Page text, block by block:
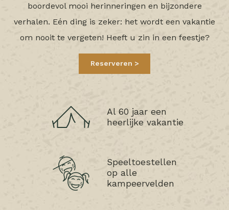
boordevol mooi herinneringen en bijzondere
verhalen. Eén ding is zeker: het wordt een vakantie
om nooit te vergeten! Heeft u zin in een feestje?
Reserveren
Al 60 jaar een
heerlijke vakantie
Speeltoestellen
op alle
kampeervelden